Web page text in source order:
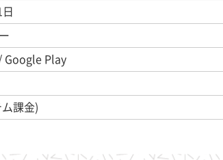
Google Play
課金)